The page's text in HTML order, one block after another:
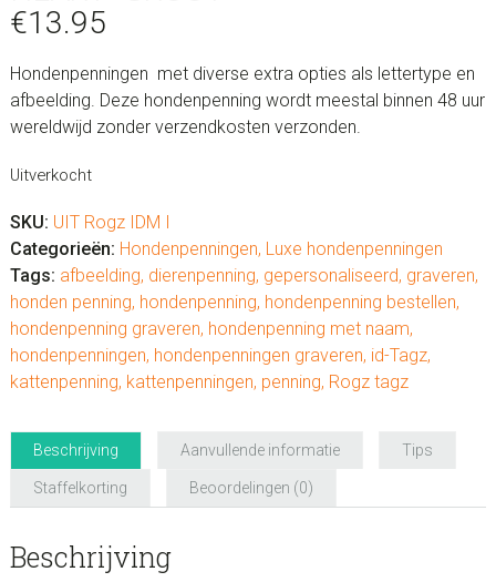
€13.95
Hondenpenningen met diverse extra opties als lettertype en
afbeelding. Deze hondenpenning wordt meestal binnen 48 uur
wereldwijd zonder verzendkosten verzonden.
Uitverkocht
SKU: UIT Rogz IDM I
Categorieën: Hondenpenningen, Luxe hondenpenningen
Tags: afbeelding, dierenpenning, gepersonaliseerd, graveren,
honden penning, hondenpenning, hondenpenning bestellen,
hondenpenning graveren, hondenpenning met naam,
hondenpenningen, hondenpenningen graveren, id-Tagz,
kattenpenning, kattenpenningen, penning, Rogz tagz
Beschrijving Aanvullende informatie Tips
Staffelkorting Beoordelingen (0)
Beschrijving